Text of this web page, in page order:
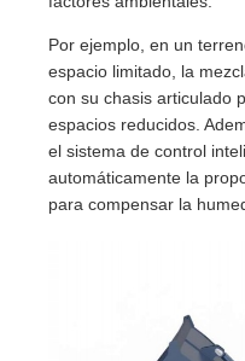
Por ejemplo, en un
espacio limitado, la
con su chasis articulado
espacios reducidos.
el sistema de control
automáticamente la
para compensar la